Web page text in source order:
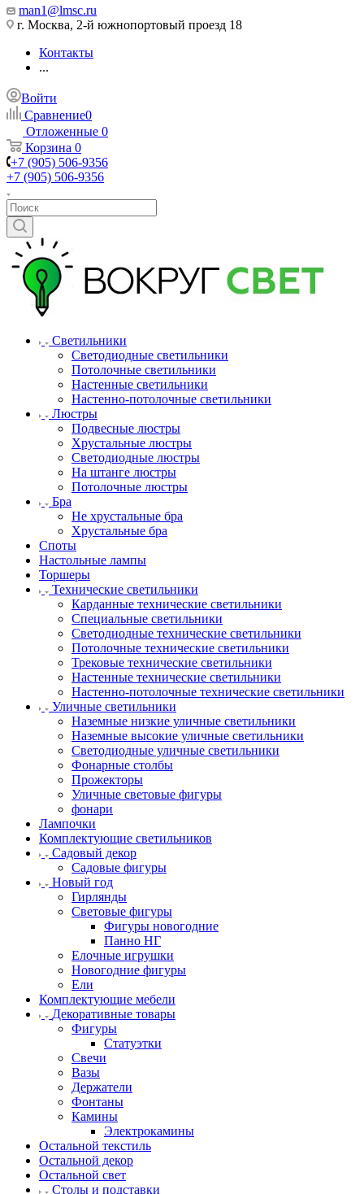
man1@lmsc.ru
г. Москва, 2-й южнопортовый проезд 18
Контакты
...
Войти
Сравнение0
Отложенные 0
Корзина 0
+7 (905) 506-9356
+7 (905) 506-9356
Светильники
Светодиодные светильники
Потолочные светильники
Настенные светильники
Настенно-потолочные светильники
Люстры
Подвесные люстры
Хрустальные люстры
Светодиодные люстры
На штанге люстры
Потолочные люстры
Бра
Не хрустальные бра
Хрустальные бра
Споты
Настольные лампы
Торшеры
Технические светильники
Карданные технические светильники
Специальные светильники
Светодиодные технические светильники
Потолочные технические светильники
Трековые технические светильники
Настенные технические светильники
Настенно-потолочные технические светильники
Уличные светильники
Наземные низкие уличные светильники
Наземные высокие уличные светильники
Светодиодные уличные светильники
Фонарные столбы
Прожекторы
Уличные световые фигуры
фонари
Лампочки
Комплектующие светильников
Садовый декор
Садовые фигуры
Новый год
Гирлянды
Световые фигуры
Фигуры новогодние
Панно НГ
Елочные игрушки
Новогодние фигуры
Ели
Комплектующие мебели
Декоративные товары
Фигуры
Статуэтки
Свечи
Вазы
Держатели
Фонтаны
Камины
Электрокамины
Остальной текстиль
Остальной декор
Остальной свет
Столы и подставки